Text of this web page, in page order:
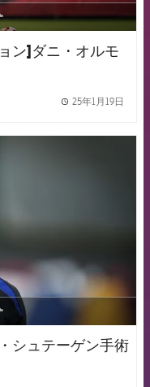
ン]ダニ・オルモ
25年1月19日
シュテーゲン手術